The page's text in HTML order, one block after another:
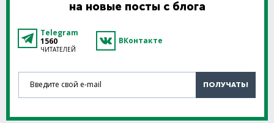
на новые посты с блога
Telegram
1560
ЧИТАТЕЛЕЙ
ВКонтакте
Введите свой e-mail
ПОЛУЧАТЬ!